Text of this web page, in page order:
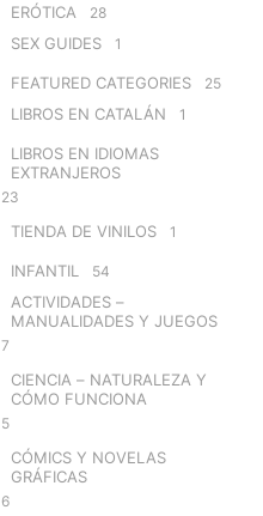
ERÓTICA 28
SEX GUIDES 1
FEATURED CATEGORIES 25
LIBROS EN CATALÁN 1
LIBROS EN IDIOMAS
EXTRANJEROS
23
TIENDA DE VINILOS 1
INFANTIL 54
ACTIVIDADES –
MANUALIDADES Y JUEGOS
7
CIENCIA – NATURALEZA Y
CÓMO FUNCIONA
5
CÓMICS Y NOVELAS
GRÁFICAS
6